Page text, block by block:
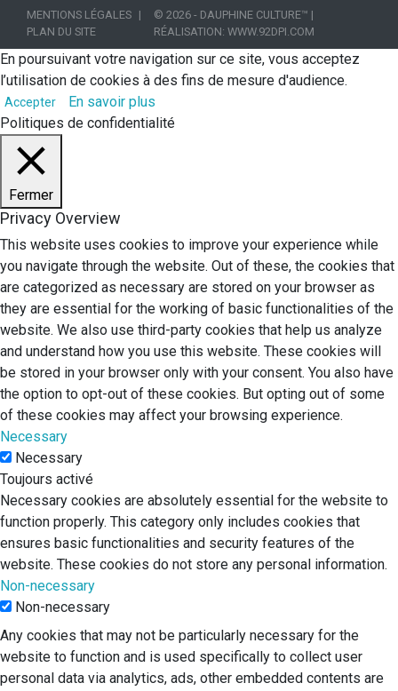
MENTIONS LÉGALES
PLAN DU SITE
© 2026 - DAUPHINE CULTURE™ |
RÉALISATION: WWW.92DPI.COM
En poursuivant votre navigation sur ce site, vous acceptez
l’utilisation de cookies à des fins de mesure d'audience.
Accepter
En savoir plus
Politiques de confidentialité
Fermer
Privacy Overview
This website uses cookies to improve your experience while
you navigate through the website. Out of these, the cookies that
are categorized as necessary are stored on your browser as
they are essential for the working of basic functionalities of the
website. We also use third-party cookies that help us analyze
and understand how you use this website. These cookies will
be stored in your browser only with your consent. You also have
the option to opt-out of these cookies. But opting out of some
of these cookies may affect your browsing experience.
Necessary
Necessary
Toujours activé
Necessary cookies are absolutely essential for the website to
function properly. This category only includes cookies that
ensures basic functionalities and security features of the
website. These cookies do not store any personal information.
Non-necessary
Non-necessary
Any cookies that may not be particularly necessary for the
website to function and is used specifically to collect user
personal data via analytics, ads, other embedded contents are